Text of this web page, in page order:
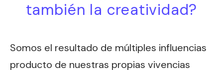
también la creatividad?
Somos el resultado de múltiples influencias
producto de nuestras propias vivencias